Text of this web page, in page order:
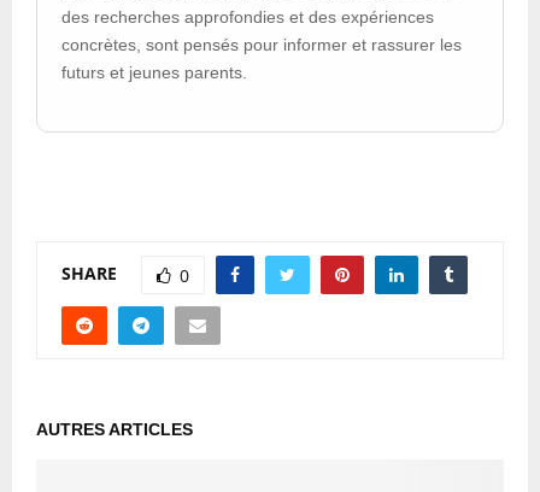
des recherches approfondies et des expériences
concrètes, sont pensés pour informer et rassurer les
futurs et jeunes parents.
SHARE 0
AUTRES ARTICLES